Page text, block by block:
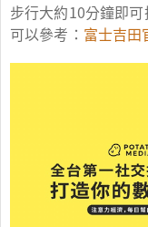
步行大約10分鐘即
可以參考： 富士吉田